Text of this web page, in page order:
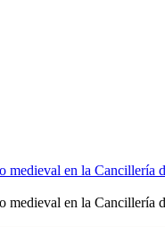
medieval en la Cancillería
medieval en la Cancillería